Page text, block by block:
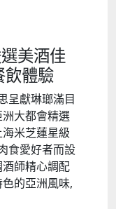
美酒佳
飲體驗
呈獻琳瑯滿目
大都會精選
米芝蓮星級
食愛好者而設
師精心調配
的亞洲風味,